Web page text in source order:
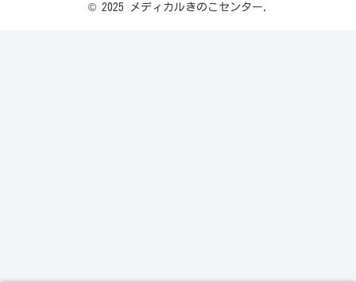
© 2025 メディカルきのこセンター.